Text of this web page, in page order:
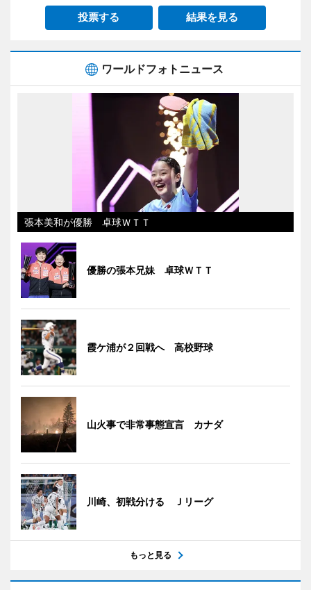
投票する 結果を見る
ワールドフォトニュース
張本美和が優勝 卓球ＷＴＴ
優勝の張本兄妹 卓球ＷＴＴ
霞ケ浦が２回戦へ 高校野球
山火事で非常事態宣言 カナダ
川崎、初戦分ける Ｊリーグ
もっと見る